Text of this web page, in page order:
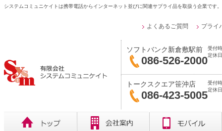
システムコミュニケイトは携帯電話からインターネット並びに関連サプライ品を取扱う企業で
よくあるご質問 プライ
ソフトバンク新倉敷駅前
086-526-2000
受付
定休
トークスクエア笹沖店
086-423-5005
受付
定休